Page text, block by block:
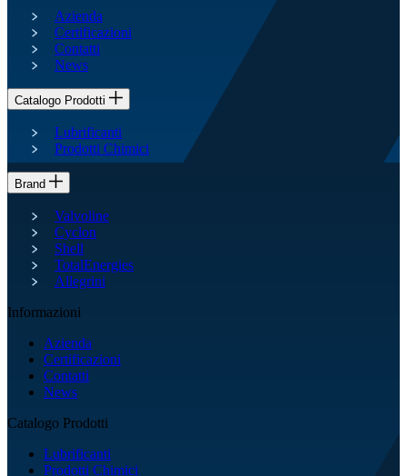
Azienda
Certificazioni
Contatti
News
Catalogo Prodotti
Lubrificanti
Prodotti Chimici
Brand
Valvoline
Cyclon
Shell
TotalEnergies
Allegrini
Informazioni
Azienda
Certificazioni
Contatti
News
Catalogo Prodotti
Lubrificanti
Prodotti Chimici